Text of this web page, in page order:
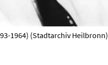
1964) (Stadtarchiv Heilbronn)